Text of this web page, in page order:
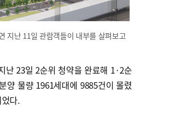
지난 11일 관람객들이 내부를 살펴보고
난 23일 2순위 청약을 완료해 1·2순
양 물량 1961세대에 9885건이 몰렸
다.